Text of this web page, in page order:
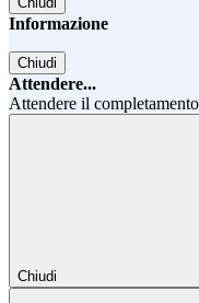
Informazione
Chiudi
Attendere...
Attendere il
Chiudi